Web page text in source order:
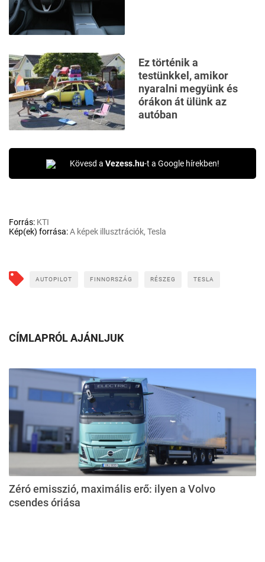
Ez történik a
testünkkel, amikor
nyaralni megyünk és
órákon át ülünk az
autóban
Kövesd a Vezess.hu-t a Google hírekben!
Forrás: KTI
Kép(ek) forrása:A képek illusztrációk, Tesla
AUTOPILOT FINNORSZÁG RÉSZEG TESLA
CÍMLAPRÓL AJÁNLJUK
Zéró emisszió, maximális erő: ilyen a Volvo
csendes óriása